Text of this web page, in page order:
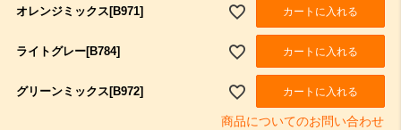
オレンジミックス[B971] カートに入れる
ライトグレー[B784] カートに入れる
グリーンミックス[B972] カートに入れる
商品についてのお問い合わせ